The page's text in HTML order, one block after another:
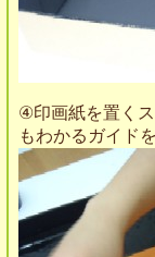
④印画紙を置く
もわかるガイド